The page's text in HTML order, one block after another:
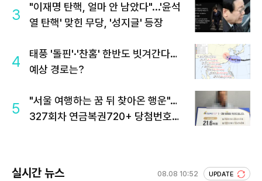
3
"이재명 탄핵, 얼마 안 남았다"...'윤석
열 탄핵' 맞힌 무당, '성지글' 등장
4
태풍 '돌핀'·'찬홈' 한반도 빗겨간다…
예상 경로는?
5
"서울 여행하는 꿈 뒤 찾아온 행운"…
327회차 연금복권720+ 당첨번호조
실시간 뉴스 08.08 10:52 UPDATE